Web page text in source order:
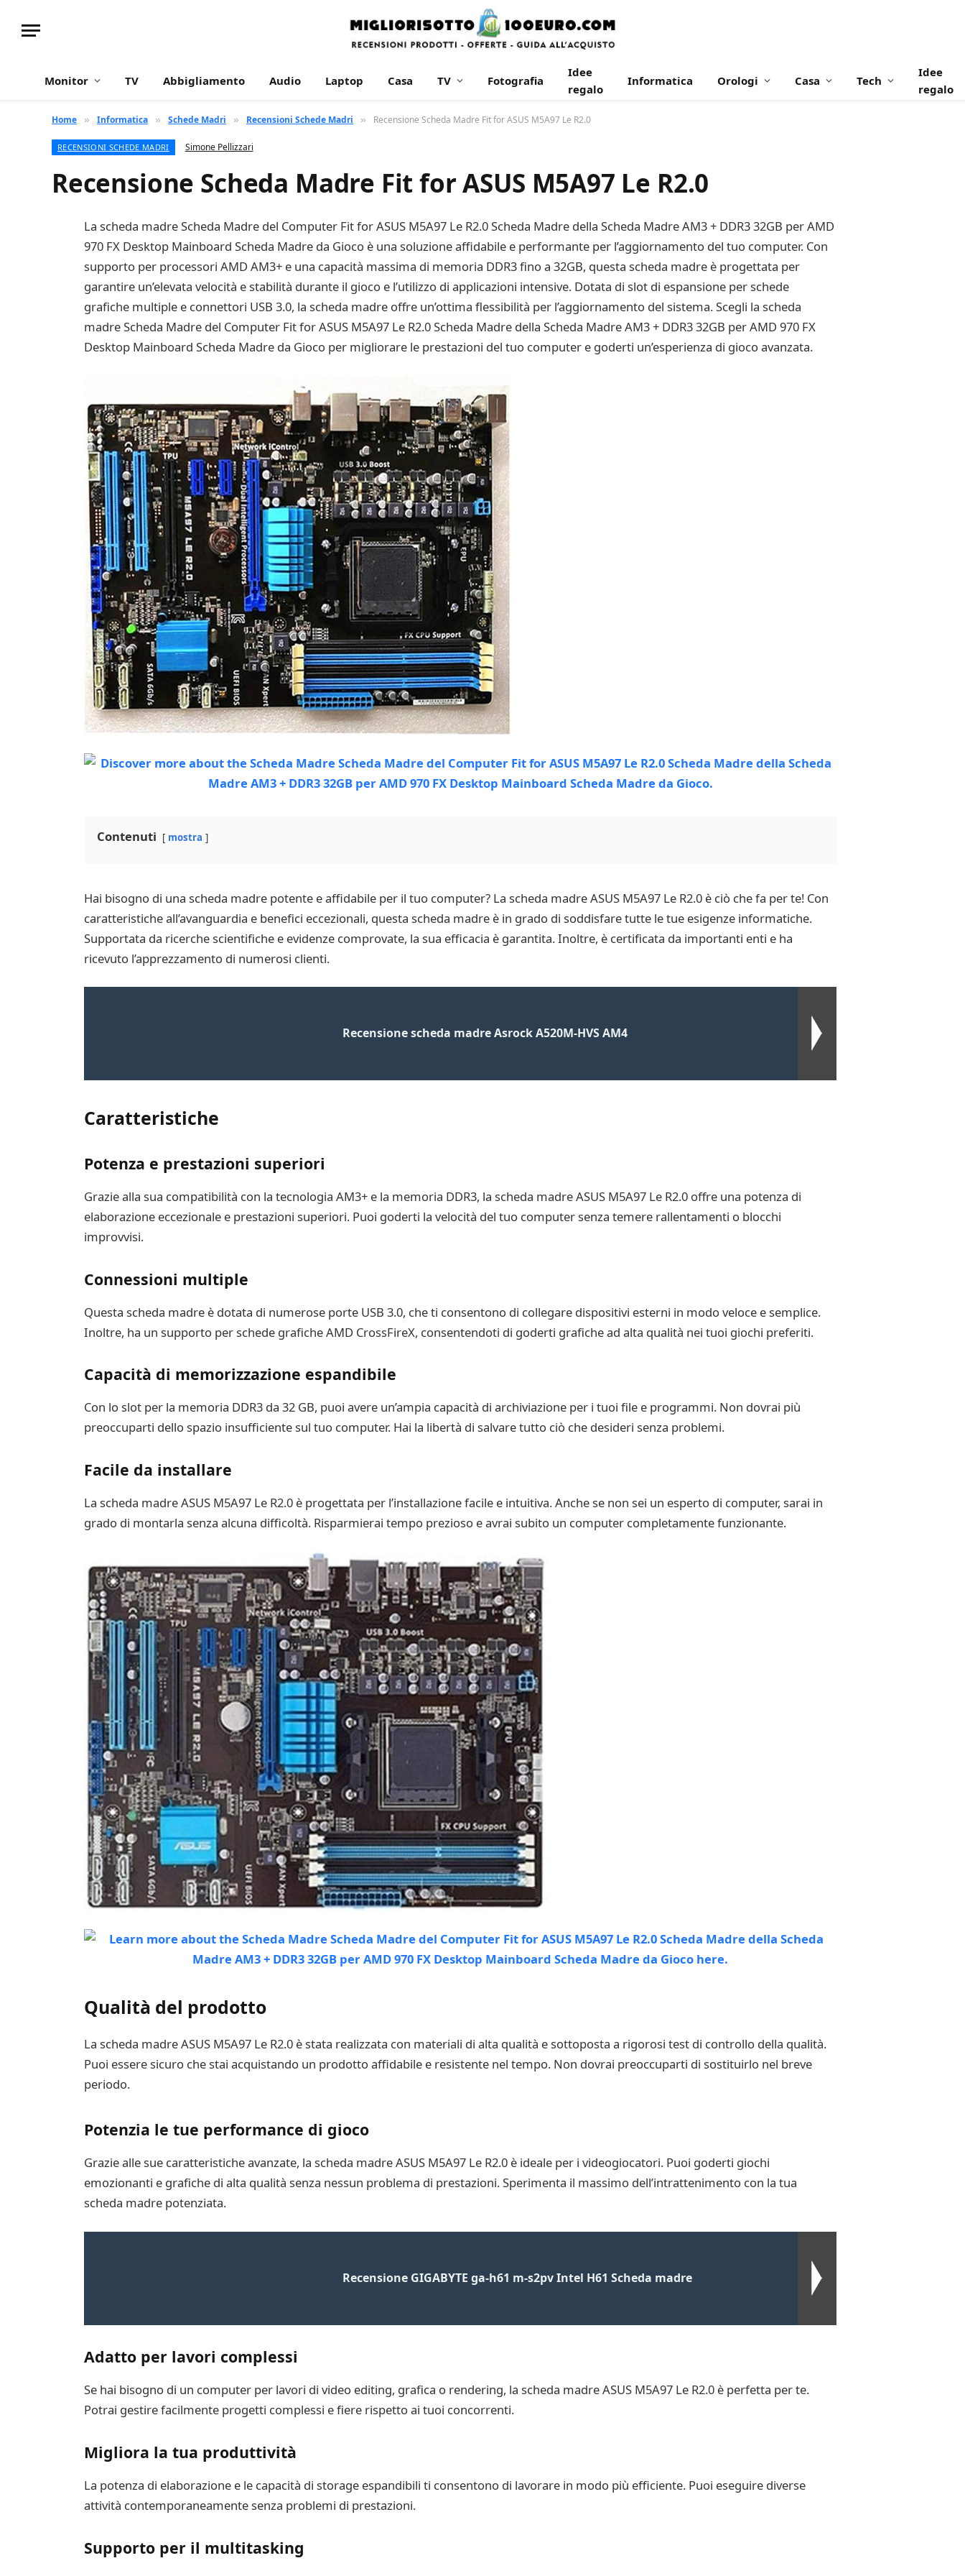
Monitor TV Abbigliamento Audio Laptop Casa TV Fotografia
Idee
regalo
Informatica Orologi Casa Tech
Idee
regalo
Home » Informatica » Schede Madri » Recensioni Schede Madri » Recensione Scheda Madre Fit for ASUS M5A97 Le R2.0
RECENSIONI SCHEDE MADRI Simone Pellizzari
Recensione Scheda Madre Fit for ASUS M5A97 Le R2.0
La scheda madre Scheda Madre del Computer Fit for ASUS M5A97 Le R2.0 Scheda Madre della Scheda Madre AM3 + DDR3 32GB per AMD
970 FX Desktop Mainboard Scheda Madre da Gioco è una soluzione affidabile e performante per l’aggiornamento del tuo computer. Con
supporto per processori AMD AM3+ e una capacità massima di memoria DDR3 fino a 32GB, questa scheda madre è progettata per
garantire un’elevata velocità e stabilità durante il gioco e l’utilizzo di applicazioni intensive. Dotata di slot di espansione per schede
grafiche multiple e connettori USB 3.0, la scheda madre offre un’ottima flessibilità per l’aggiornamento del sistema. Scegli la scheda
madre Scheda Madre del Computer Fit for ASUS M5A97 Le R2.0 Scheda Madre della Scheda Madre AM3 + DDR3 32GB per AMD 970 FX
Desktop Mainboard Scheda Madre da Gioco per migliorare le prestazioni del tuo computer e goderti un’esperienza di gioco avanzata.
Contenuti mostra
Hai bisogno di una scheda madre potente e affidabile per il tuo computer? La scheda madre ASUS M5A97 Le R2.0 è ciò che fa per te! Con
caratteristiche all’avanguardia e benefici eccezionali, questa scheda madre è in grado di soddisfare tutte le tue esigenze informatiche.
Supportata da ricerche scientifiche e evidenze comprovate, la sua efficacia è garantita. Inoltre, è certificata da importanti enti e ha
ricevuto l’apprezzamento di numerosi clienti.
Recensione scheda madre Asrock A520M-HVS AM4
Caratteristiche
Potenza e prestazioni superiori
Grazie alla sua compatibilità con la tecnologia AM3+ e la memoria DDR3, la scheda madre ASUS M5A97 Le R2.0 offre una potenza di
elaborazione eccezionale e prestazioni superiori. Puoi goderti la velocità del tuo computer senza temere rallentamenti o blocchi
improvvisi.
Connessioni multiple
Questa scheda madre è dotata di numerose porte USB 3.0, che ti consentono di collegare dispositivi esterni in modo veloce e semplice.
Inoltre, ha un supporto per schede grafiche AMD CrossFireX, consentendoti di goderti grafiche ad alta qualità nei tuoi giochi preferiti.
Capacità di memorizzazione espandibile
Con lo slot per la memoria DDR3 da 32 GB, puoi avere un’ampia capacità di archiviazione per i tuoi file e programmi. Non dovrai più
preoccuparti dello spazio insufficiente sul tuo computer. Hai la libertà di salvare tutto ciò che desideri senza problemi.
Facile da installare
La scheda madre ASUS M5A97 Le R2.0 è progettata per l’installazione facile e intuitiva. Anche se non sei un esperto di computer, sarai in
grado di montarla senza alcuna difficoltà. Risparmierai tempo prezioso e avrai subito un computer completamente funzionante.
Qualità del prodotto
La scheda madre ASUS M5A97 Le R2.0 è stata realizzata con materiali di alta qualità e sottoposta a rigorosi test di controllo della qualità.
Puoi essere sicuro che stai acquistando un prodotto affidabile e resistente nel tempo. Non dovrai preoccuparti di sostituirlo nel breve
periodo.
Potenzia le tue performance di gioco
Grazie alle sue caratteristiche avanzate, la scheda madre ASUS M5A97 Le R2.0 è ideale per i videogiocatori. Puoi goderti giochi
emozionanti e grafiche di alta qualità senza nessun problema di prestazioni. Sperimenta il massimo dell’intrattenimento con la tua
scheda madre potenziata.
Recensione GIGABYTE ga-h61 m-s2pv Intel H61 Scheda madre
Adatto per lavori complessi
Se hai bisogno di un computer per lavori di video editing, grafica o rendering, la scheda madre ASUS M5A97 Le R2.0 è perfetta per te.
Potrai gestire facilmente progetti complessi e fiere rispetto ai tuoi concorrenti.
Migliora la tua produttività
La potenza di elaborazione e le capacità di storage espandibili ti consentono di lavorare in modo più efficiente. Puoi eseguire diverse
attività contemporaneamente senza problemi di prestazioni.
Supporto per il multitasking